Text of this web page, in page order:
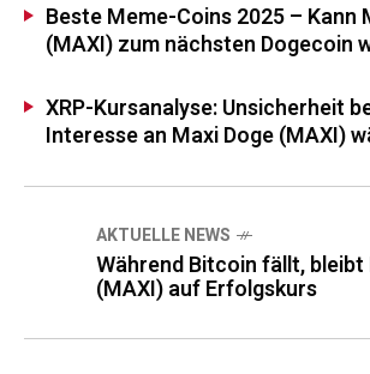
Beste Meme-Coins 2025 – Kann
(MAXI) zum nächsten Dogecoin
XRP-Kursanalyse: Unsicherheit
Interesse an Maxi Doge (MAXI)
AKTUELLE NEWS
Während Bitcoin fällt, bleibt
(MAXI) auf Erfolgskurs